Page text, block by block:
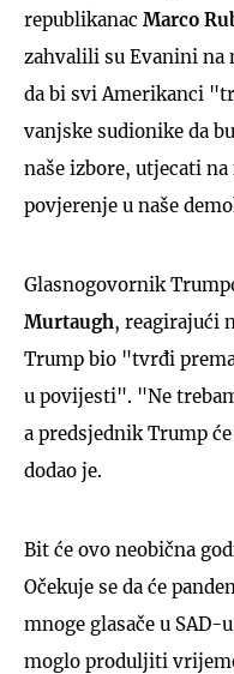
republikanac Marco
zahvalili su Evanini na
da bi svi Amerikanci
vanjske sudionike da
naše izbore, utjecati
povjerenje u naše
Glasnogovornik
Murtaugh, reagirajući
Trump bio "tvrđi
u povijesti". "Ne
a predsjednik Trump
dodao je.
Bit će ovo neobična
Očekuje se da će
mnoge glasače u SAD-
moglo produljiti